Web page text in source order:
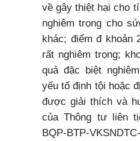
về gây thiệt hại cho
nghiêm trọng cho
khác; điểm đ khoản
rất nghiêm trọng;
quả đặc biệt
yếu tố định tội hoặc
được giải thích và
của Thông tư liên
BQP-BTP-